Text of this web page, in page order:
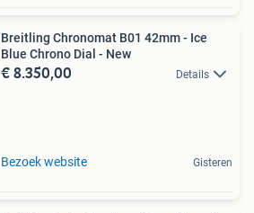
Breitling Chronomat B01 42mm - Ice
Blue Chrono Dial - New
€ 8.350,00 Details
Bezoek website Gisteren